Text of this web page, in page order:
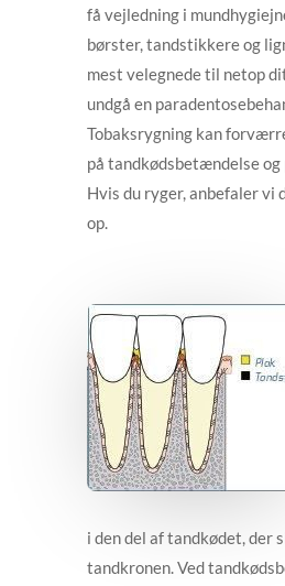
få vejledning i
børster, tandstikkere og
mest velegnede til netop
undgå en
Tobaksrygning kan
på tandkødsbetændelse og
Hvis du ryger, anbefaler vi
op.
i den del af tandkødet, der
tandkronen. Ved